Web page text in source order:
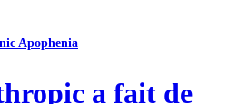
Apophenia
a fait de